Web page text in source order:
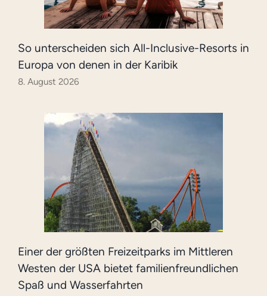
So unterscheiden sich All-Inclusive-Resorts in
Europa von denen in der Karibik
8. August 2026
Einer der größten Freizeitparks im Mittleren
Westen der USA bietet familienfreundlichen
Spaß und Wasserfahrten